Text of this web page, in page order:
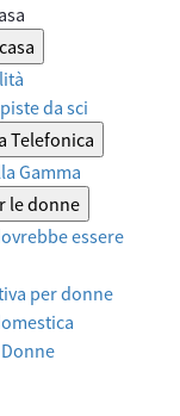
da sci
Telefonica
Gamma
le donne
essere
per donne